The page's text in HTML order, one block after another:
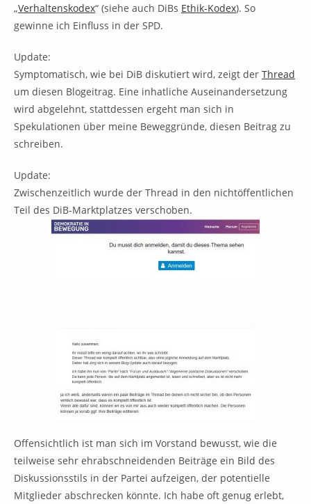
„Verhaltenskodex“ (siehe auch DiBs Ethik-Kodex). So
gewinne ich Einfluss in der SPD.
Update:
Symptomatisch, wie bei DiB diskutiert wird, zeigt der Thread
um diesen Blogeitrag. Eine inhatliche Auseinandersetzung
wird abgelehnt, stattdessen ergeht man sich in
Spekulationen über meine Beweggründe, diesen Beitrag zu
schreiben.
Update:
Zwischenzeitlich wurde der Thread in den nichtöffentlichen
Teil des DiB-Marktplatzes verschoben.
Offensichtlich ist man sich im Vorstand bewusst, wie die
teilweise sehr ehrabschneidenden Beiträge ein Bild des
Diskussionsstils in der Partei aufzeigen, der potentielle
Mitglieder abschrecken könnte. Ich habe oft genug erlebt,